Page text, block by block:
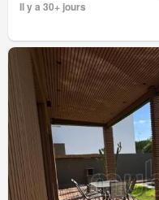
Il y a 30+ jours